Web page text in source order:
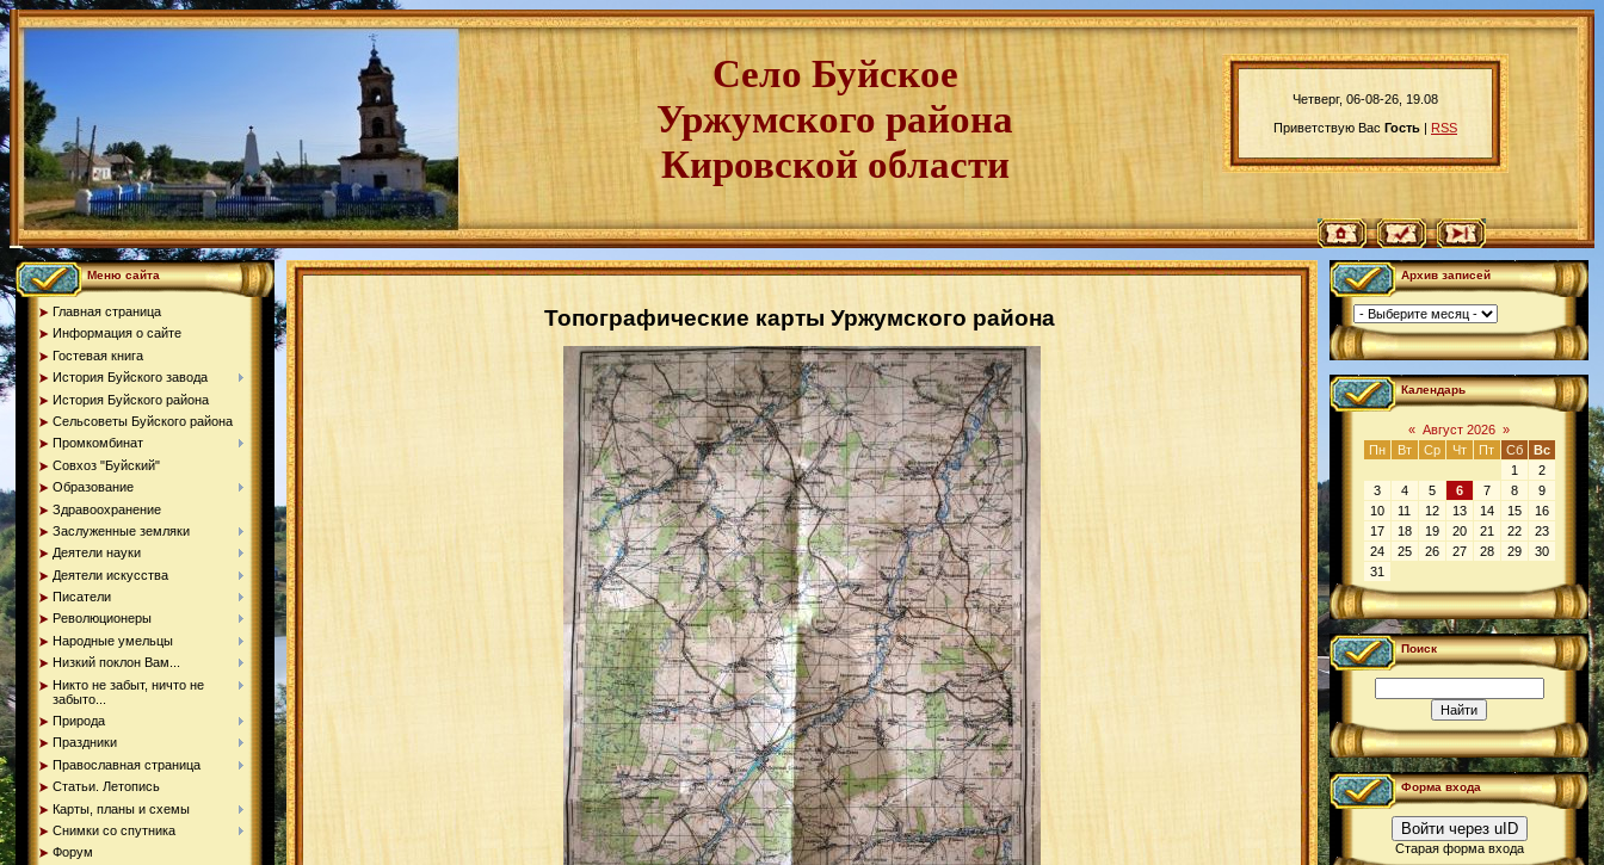
Четверг, 06-08-26, 19.08
Приветствую Вас Гость | RSS
Село Буйское
Уржумского района
Кировской области
Меню сайта
Главная страница
Информация о сайте
Гостевая книга
История Буйского завода
История Буйского района
Сельсоветы Буйского района
Промкомбинат
Совхоз "Буйский"
Образование
Здравоохранение
Заслуженные земляки
Деятели науки
Деятели искусства
Писатели
Революционеры
Народные умельцы
Низкий поклон Вам...
Никто не забыт, ничто не
забыто...
Природа
Праздники
Православная страница
Статьи. Летопись
Карты, планы и схемы
Снимки со спутника
Форум
Топографические карты Уржумского района
Архив записей
Календарь
« Август 2026 »
Пн
Вт Ср Чт Пт Сб
Вс
1
2
3
4 5 6 7 8
9
10
11 12 13 14 15
16
17
18 19 20 21 22
23
24
25 26 27 28 29
30
31
Поиск
Форма входа
Войти через uID
Старая форма входа